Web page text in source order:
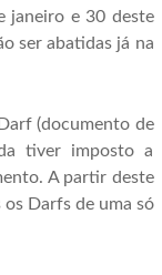
janeiro e 30 deste
ser abatidas já na
(documento de
tiver imposto a
A partir deste
Darfs de uma só